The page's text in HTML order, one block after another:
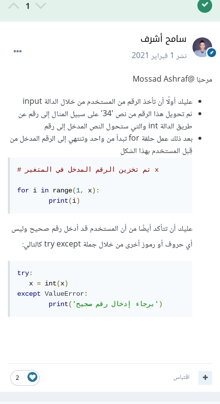
1
سامح أشرف
نشر1 فبراير 2021
مرحبًا@Mossad Ashraf
عليك أولًا أن تأخذ الرقم من المستخدم من خلال الدالة input
ثم تحويل هذا الرقم من نص '34' على سبيل المثال إلى رقم عن
طريق الدالة int والتي ستحول النص المدخل إلى رقم
بعد ذلك عمل حلقة for تبدأ من واحد وتنتهي إلى الرقم المدخل من
قِبل المستخدم بهذا الشكل
# تم تخزين الرقم المدخل في المتغير x
for i in range(1, x):
print(i)
عليك أن تتأكد أيضًا من أن المستخدم قد أدخل رقم صحيح وليس
أي حروف أو رموز أخرى من خلال جملة try except كالتالي:
try:
   x
= int(x)
except
ValueError:
print( 'برجاء إدخال رقم صحيح')
2 اقتباس